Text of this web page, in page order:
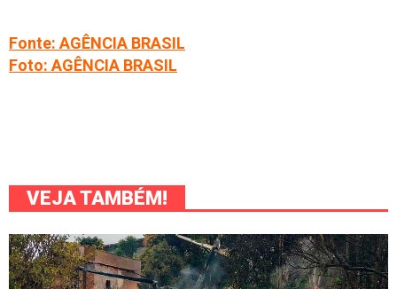
Fonte: AGÊNCIA BRASIL
Foto: AGÊNCIA BRASIL
VEJA TAMBÉM!